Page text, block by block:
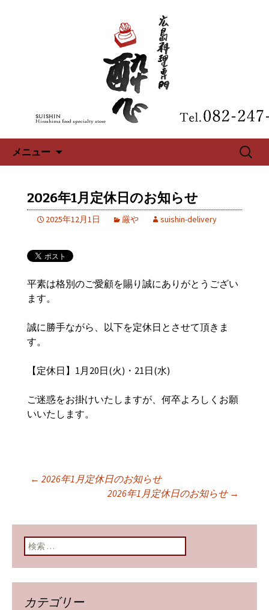
広島、中区の広島料理専門【酔
心】のブログ
メニュー
検
2026年1月定休日のお知らせ
2025年12月1日 厳や suishin-delivery
平素は格別のご愛顧を賜り誠にありがとうござい
ます。
誠に勝手ながら、以下を定休日と させて頂きま
す。
【定休日】1月20日(火)・21日(水)
ご迷惑をお掛けいたしますが、何卒よろしくお願
いいたします。
投稿ナビゲーショ
ン
← 2026年1月定休日のお知らせ
2026年1月定休日のお知らせ →
検索:
カテゴリー